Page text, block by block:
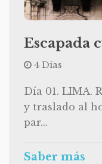
Escapada
4 Días
Día 01. LIMA.
y traslado al
par...
Saber más